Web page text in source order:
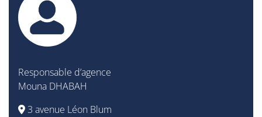
Responsable d’agence
Mouna DHABAH
3 avenue Léon Blum